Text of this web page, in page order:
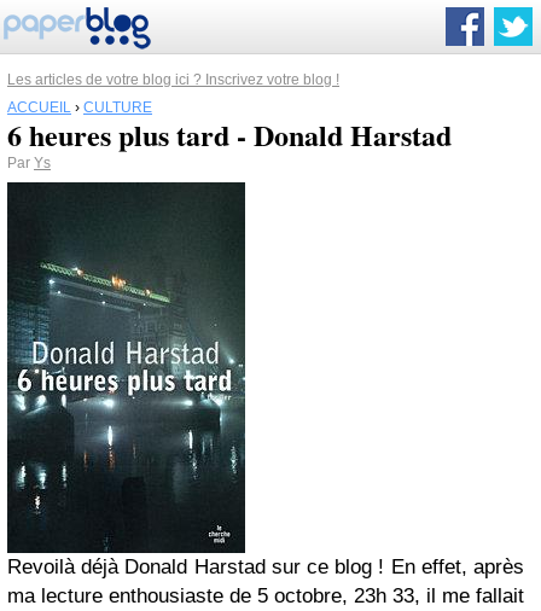
Les articles de votre blog ici ? Inscrivez votre blog !
ACCUEIL › CULTURE
6 heures plus tard - Donald Harstad
Par Ys
Revoilà déjà Donald Harstad sur ce blog ! En effet, après
ma lecture enthousiaste de 5 octobre, 23h 33, il me fallait